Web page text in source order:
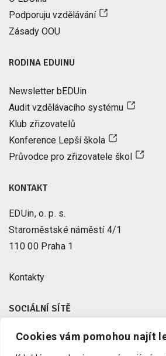
Cookies vám pomohou najít
Podporuju vzdělávání
Zásady OOU
RODINA EDUINU
Newsletter bEDUin
Audit vzdělávacího systému
Klub zřizovatelů
Konference Lepší škola
Průvodce pro zřizovatele škol
KONTAKT
EDUin, o. p. s.
Staroměstské náměstí 4/1
110 00 Praha 1
Kontakty
SOCIÁLNÍ SÍTĚ
Facebook